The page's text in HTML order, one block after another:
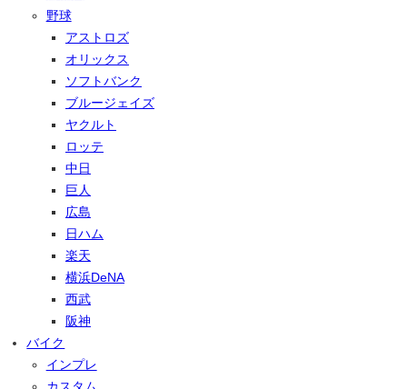
野球
アストロズ
オリックス
ソフトバンク
ブルージェイズ
ヤクルト
ロッテ
中日
巨人
広島
日ハム
楽天
横浜DeNA
西武
阪神
バイク
インプレ